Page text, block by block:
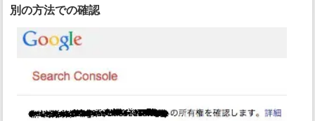
別の方法での確認